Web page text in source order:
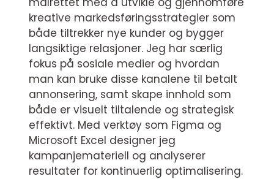
kreative markedsføringsstrategier som
både tiltrekker nye kunder og bygger
langsiktige relasjoner. Jeg har særlig
fokus på sosiale medier og hvordan
man kan bruke disse kanalene til betalt
annonsering, samt skape innhold som
både er visuelt tiltalende og strategisk
effektivt. Med verktøy som Figma og
Microsoft Excel designer jeg
kampanjemateriell og analyserer
resultater for kontinuerlig optimalisering.